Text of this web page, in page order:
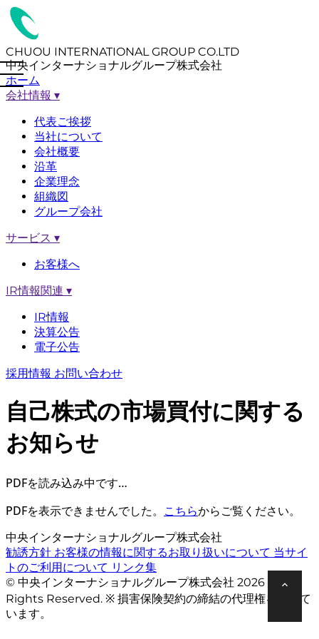
CHUOU INTERNATIONAL GROUP CO.LTD
中央インターナショナルグループ株式会社
ホーム
会社情報 ▾
代表ご挨拶
当社について
会社概要
沿革
企業理念
組織図
グループ会社
サービス ▾
お客様へ
IR情報関連 ▾
IR情報
決算公告
電子公告
採用情報 お問い合わせ
自己株式の市場買付に関する
お知らせ
PDFを読み込み中です…
PDFを表示できませんでした。 こちらからご覧ください。
中央インターナショナルグループ株式会社
勧誘方針 お客様の情報に関するお取り扱いについて 当サイ
トのご利用について リンク集
© 中央インターナショナルグループ株式会社 2026 All
Rights Reserved. ※ 損害保険契約の締結の代理権を有して
います。